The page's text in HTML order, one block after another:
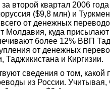
второй квартал 2006
($9,8 млн) и
от денежных
Молдавия, куда
более 12% ВВП
от денежных
Таджикистана и Киргизии.
сведения о том, какой
из России. Учитывая,